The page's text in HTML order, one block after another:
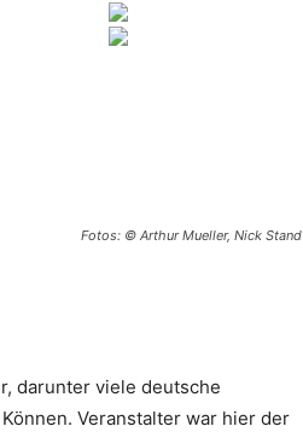
Fotos: © Arthur Mueller, Nick Stand
darunter viele deutsche
Veranstalter war hier der